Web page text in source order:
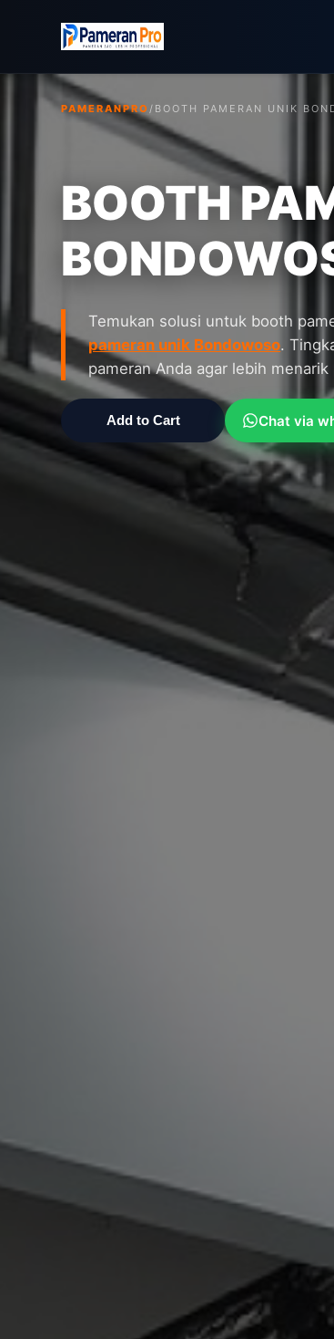
PAMERANPRO/ BOOTH PAMERAN UNIK
BOOTH
Temukan solusi untuk booth
pameran unik Bondowoso.
pameran Anda agar lebih
Add to Cart Chat via